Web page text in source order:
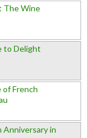
The Wine
to Delight
of French
Anniversary in